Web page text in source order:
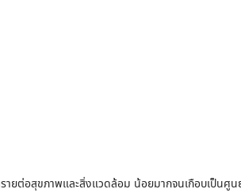
ยต่อสุขภาพและสิ่งแวดล้อม น้อยมากจนเกือบเป็นศู